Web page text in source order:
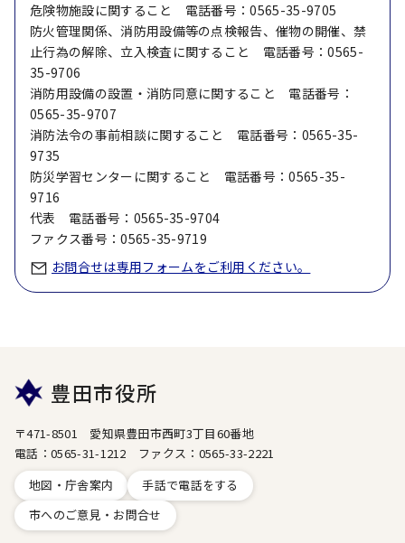
危険物施設に関すること 電話番号：0565-35-9705
防火管理関係、消防用設備等の点検報告、催物の開催、禁
止行為の解除、立入検査に関すること 電話番号：0565-
35-9706
消防用設備の設置・消防同意に関すること 電話番号：
0565-35-9707
消防法令の事前相談に関すること 電話番号：0565-35-
9735
防災学習センターに関すること 電話番号：0565-35-
9716
代表 電話番号：0565-35-9704
ファクス番号：0565-35-9719
お問合せは専用フォームをご利用ください。
豊田市役所
〒471-8501 愛知県豊田市西町3丁目60番地
電話：0565-31-1212 ファクス：0565-33-2221
地図・庁舎案内
手話で電話をする
市へのご意見・お問合せ